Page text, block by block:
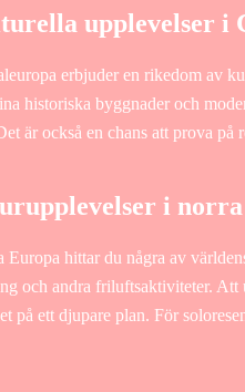
upplevelser i
erbjuder en rikedom av
historiska byggnader och
är också en chans att prova på
i
Europa hittar du några av
och andra friluftsaktiviteter. Att
på ett djupare plan. För